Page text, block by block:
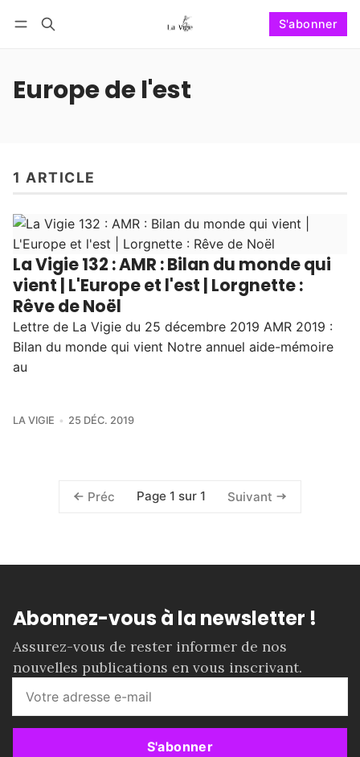
S'abonner
Europe de l'est
1 ARTICLE
La Vigie 132 : AMR : Bilan du monde qui
vient | L'Europe et l'est | Lorgnette :
Rêve de Noël
Lettre de La Vigie du 25 décembre 2019 AMR 2019 :
Bilan du monde qui vient Notre annuel aide-mémoire
au
LA VIGIE 25 DÉC. 2019
Préc Page 1 sur 1 Suivant
Abonnez-vous à la newsletter !
Assurez-vous de rester informer de nos
nouvelles publications en vous inscrivant.
S'abonner